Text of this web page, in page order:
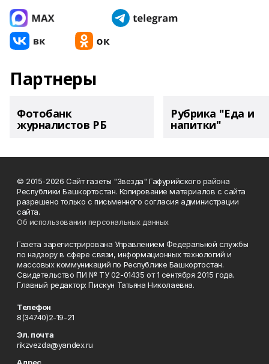
Партнеры
Фотобанк
журналистов РБ
Рубрика "Еда и
напитки"
© 2015-2026 Сайт газеты "Звезда" Гафурийского района
Республики Башкортостан. Копирование материалов с сайта
разрешено только с письменного согласия администрации
сайта.
Об использовании персональных данных
Газета зарегистрирована Управлением Федеральной службы
по надзору в сфере связи, информационных технологий и
массовых коммуникаций по Республике Башкортостан.
Свидетельство ПИ № ТУ 02-01435 от 1 сентября 2015 года.
Главный редактор: Пискун Татьяна Николаевна.
Телефон
8(34740)2-19-21
Эл. почта
rikzvezda@yandex.ru